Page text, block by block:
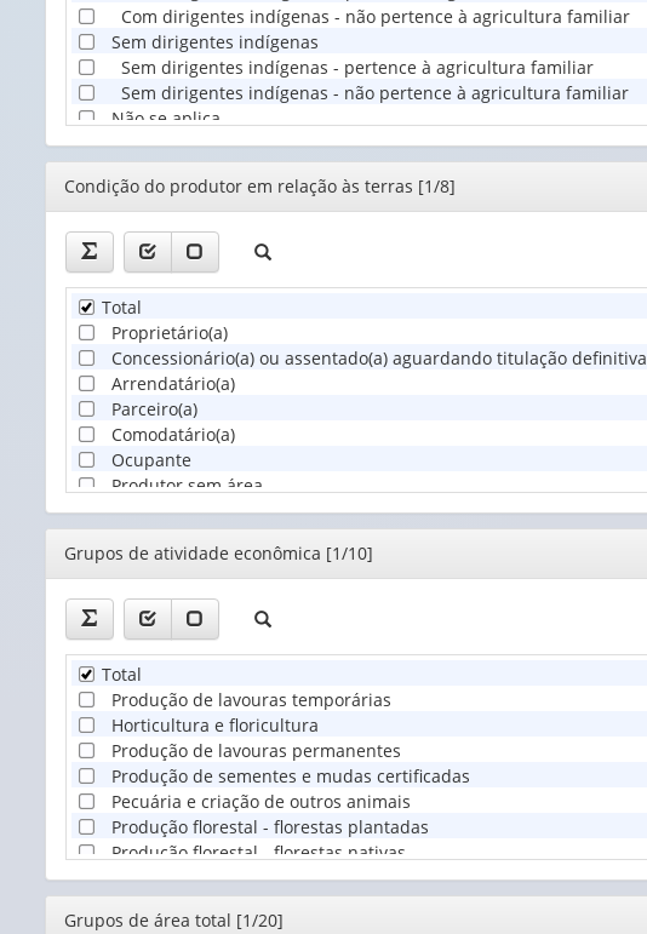
Com dirigentes indígenas - não pertence à agricultura familiar
Sem dirigentes indígenas
Sem dirigentes indígenas - pertence à agricultura familiar
Sem dirigentes indígenas - não pertence à agricultura familiar
Não se aplica
Editor
Condição do produtor em relação às terras [1/8]
Total
Proprietário(a)
Concessionário(a) ou assentado(a) aguardando titulação definitiva
Arrendatário(a)
Parceiro(a)
Comodatário(a)
Ocupante
Produtor sem área
Editor
Grupos de atividade econômica [1/10]
Total
Produção de lavouras temporárias
Horticultura e floricultura
Produção de lavouras permanentes
Produção de sementes e mudas certificadas
Pecuária e criação de outros animais
Produção florestal - florestas plantadas
Produção florestal - florestas nativas
Pesca
Aquicultura
Editor
Grupos de área total [1/20]